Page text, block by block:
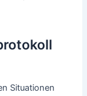
Situationen